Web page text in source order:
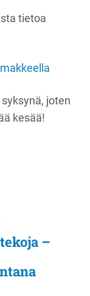
tietoa
joten
kesää!
–